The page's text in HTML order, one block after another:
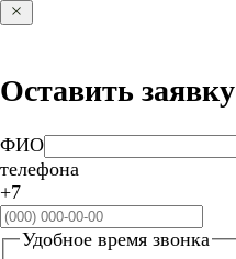
Оставить заявку
ФИО
телефона
+7
Удобное время звонка